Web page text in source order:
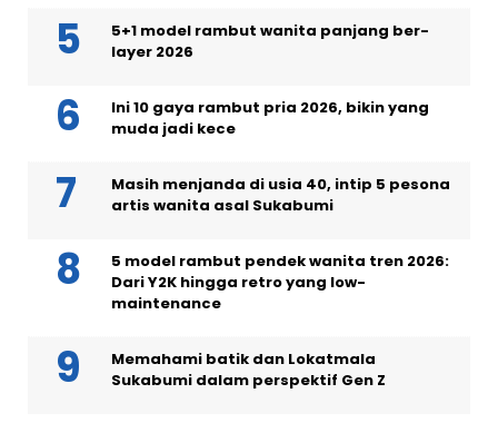
5+1 model rambut wanita panjang ber-
layer 2026
Ini 10 gaya rambut pria 2026, bikin yang
muda jadi kece
Masih menjanda di usia 40, intip 5 pesona
artis wanita asal Sukabumi
5 model rambut pendek wanita tren 2026:
Dari Y2K hingga retro yang low-
maintenance
Memahami batik dan Lokatmala
Sukabumi dalam perspektif Gen Z